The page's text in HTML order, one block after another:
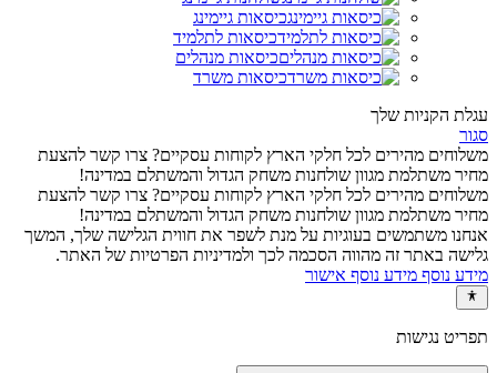
כיסאות גיימינג
כיסאות לתלמיד
כיסאות מנהלים
כיסאות משרד
עגלת הקניות שלך
סגור
משלוחים מהירים לכל חלקי הארץ לקוחות עסקיים? צרו קשר להצעת
מחיר משתלמת מגוון שולחנות משחק הגדול והמשתלם במדינה!
משלוחים מהירים לכל חלקי הארץ לקוחות עסקיים? צרו קשר להצעת
מחיר משתלמת מגוון שולחנות משחק הגדול והמשתלם במדינה!
אנחנו משתמשים בעוגיות על מנת לשפר את חווית הגלישה שלך, המשך
גלישה באתר זה מהווה הסכמה לכך ולמדיניות הפרטיות של האתר.
מידע נוסף מידע נוסף אישור
תפריט נגישות